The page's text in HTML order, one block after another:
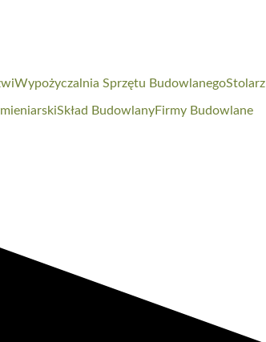
Wypożyczalnia Sprzętu BudowlanegoStolarz
Skład BudowlanyFirmy Budowlane